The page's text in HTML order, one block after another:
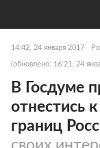
14:42, 24 января 2017
(обновлено: 16:21, 24
В Госдуме
отнестись
границ